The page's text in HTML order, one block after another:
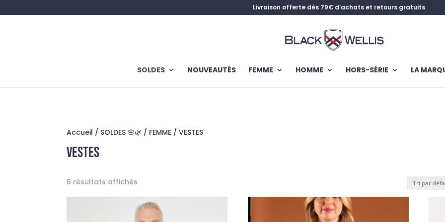
Livraison offerte dès 79€ d’achats et retours gratuits
SOLDES NOUVEAUTÉS FEMME HOMME HORS-SÉRIE LA
Accueil / SOLDES 🌸🌿 / FEMME / VESTES
VESTES
6 résultats affichés